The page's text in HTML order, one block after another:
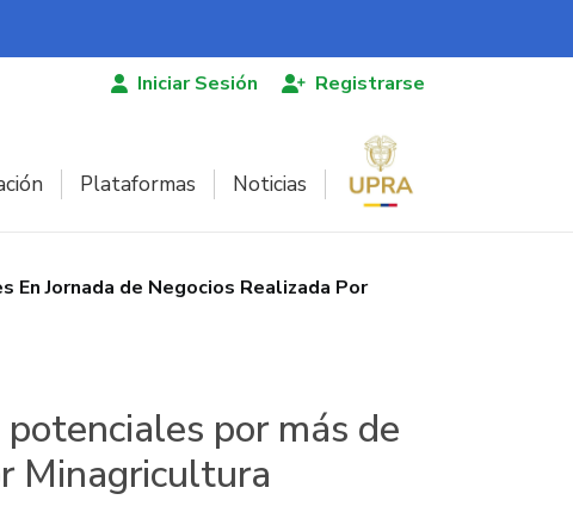
Iniciar Sesión Registrarse
Plataformas Noticias
Jornada de Negocios Realizada Por
por más de
Minagricultura